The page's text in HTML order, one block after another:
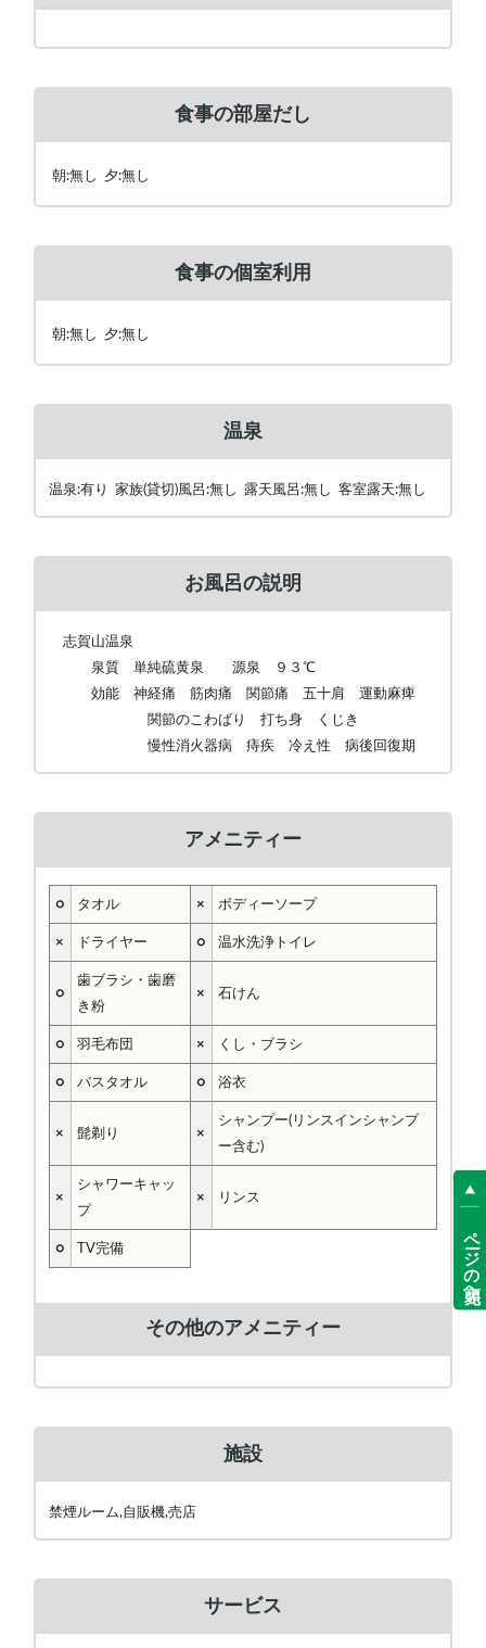
食事の部屋だし
朝:無し 夕:無し
食事の個室利用
朝:無し 夕:無し
温泉
温泉:有り 家族(貸切)風呂:無し 露天風呂:無し 客室露天:無し
お風呂の説明
志賀山温泉
泉質 単純硫黄泉 源泉 ９３℃
効能 神経痛 筋肉痛 関節痛 五十肩 運動麻痺
関節のこわばり 打ち身 くじき
慢性消火器病 痔疾 冷え性 病後回復期
アメニティー
○ タオル × ボディーソープ
× ドライヤー ○ 温水洗浄トイレ
○
歯ブラシ・歯磨
き粉
× 石けん
○ 羽毛布団 × くし・ブラシ
○ バスタオル ○ 浴衣
× 髭剃り ×
シャンプー(リンスインシャンプ
ー含む)
×
シャワーキャッ
プ
× リンス
○ TV完備
その他のアメニティー
施設
禁煙ルーム,自販機,売店
サービス
ページの先頭へ